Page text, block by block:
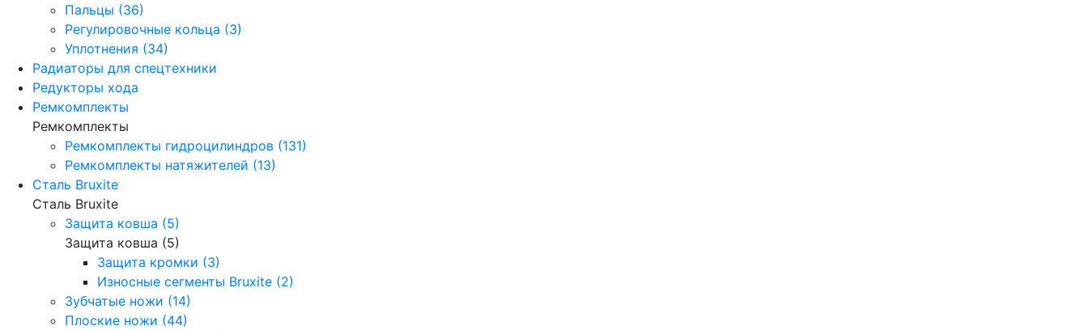
Пальцы (36)
Регулировочные кольца (3)
Уплотнения (34)
Радиаторы для спецтехники
Редукторы хода
Ремкомплекты
Ремкомплекты
Ремкомплекты гидроцилиндров (131)
Ремкомплекты натяжителей (13)
Сталь Bruxite
Сталь Bruxite
Защита ковша (5)
Защита ковша (5)
Защита кромки (3)
Износные сегменты Bruxite (2)
Зубчатые ножи (14)
Плоские ножи (44)